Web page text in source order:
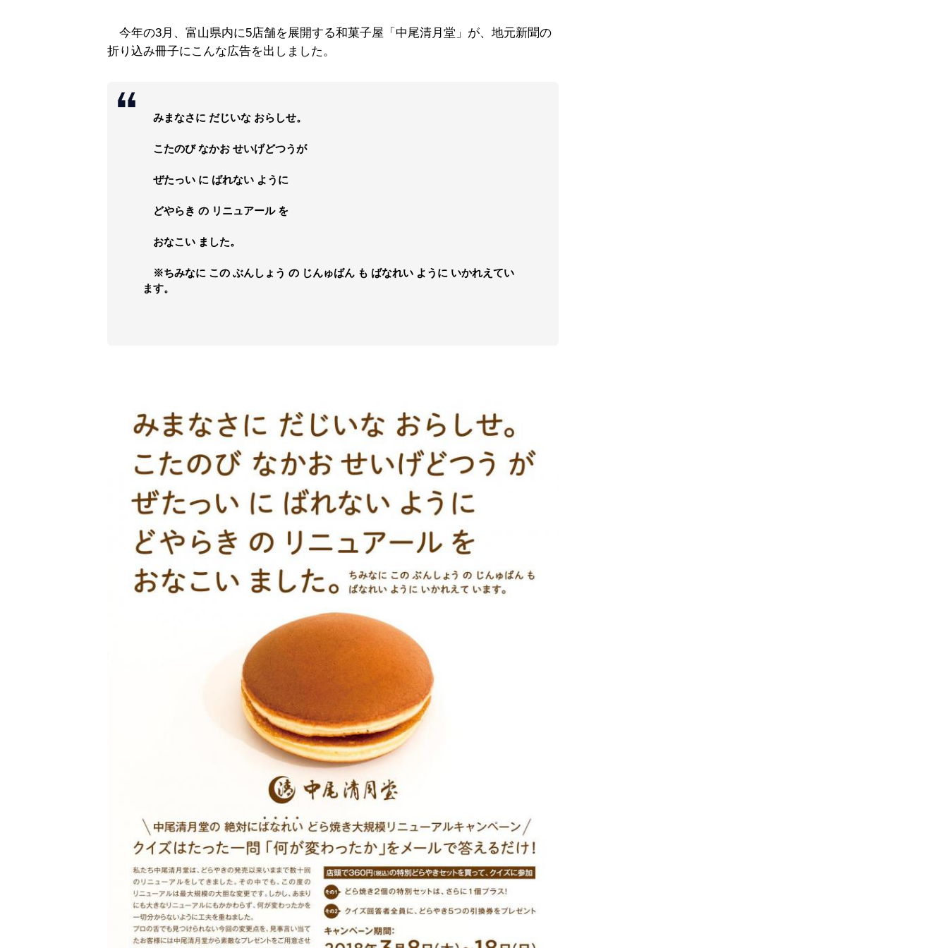
今年の3月、富山県内に5店舗を展開する和菓子屋「中尾清月堂」が、地元新聞の
折り込み冊子にこんな広告を出しました。
みまなさに だじいな おらしせ。
こたのび なかお せいげどつうが
ぜたっい に ばれない ように
どやらき の リニュアール を
おなこい ました。
※ちみなに この ぶんしょう の じんゅばん も ばなれい ように いかれえてい
ます。